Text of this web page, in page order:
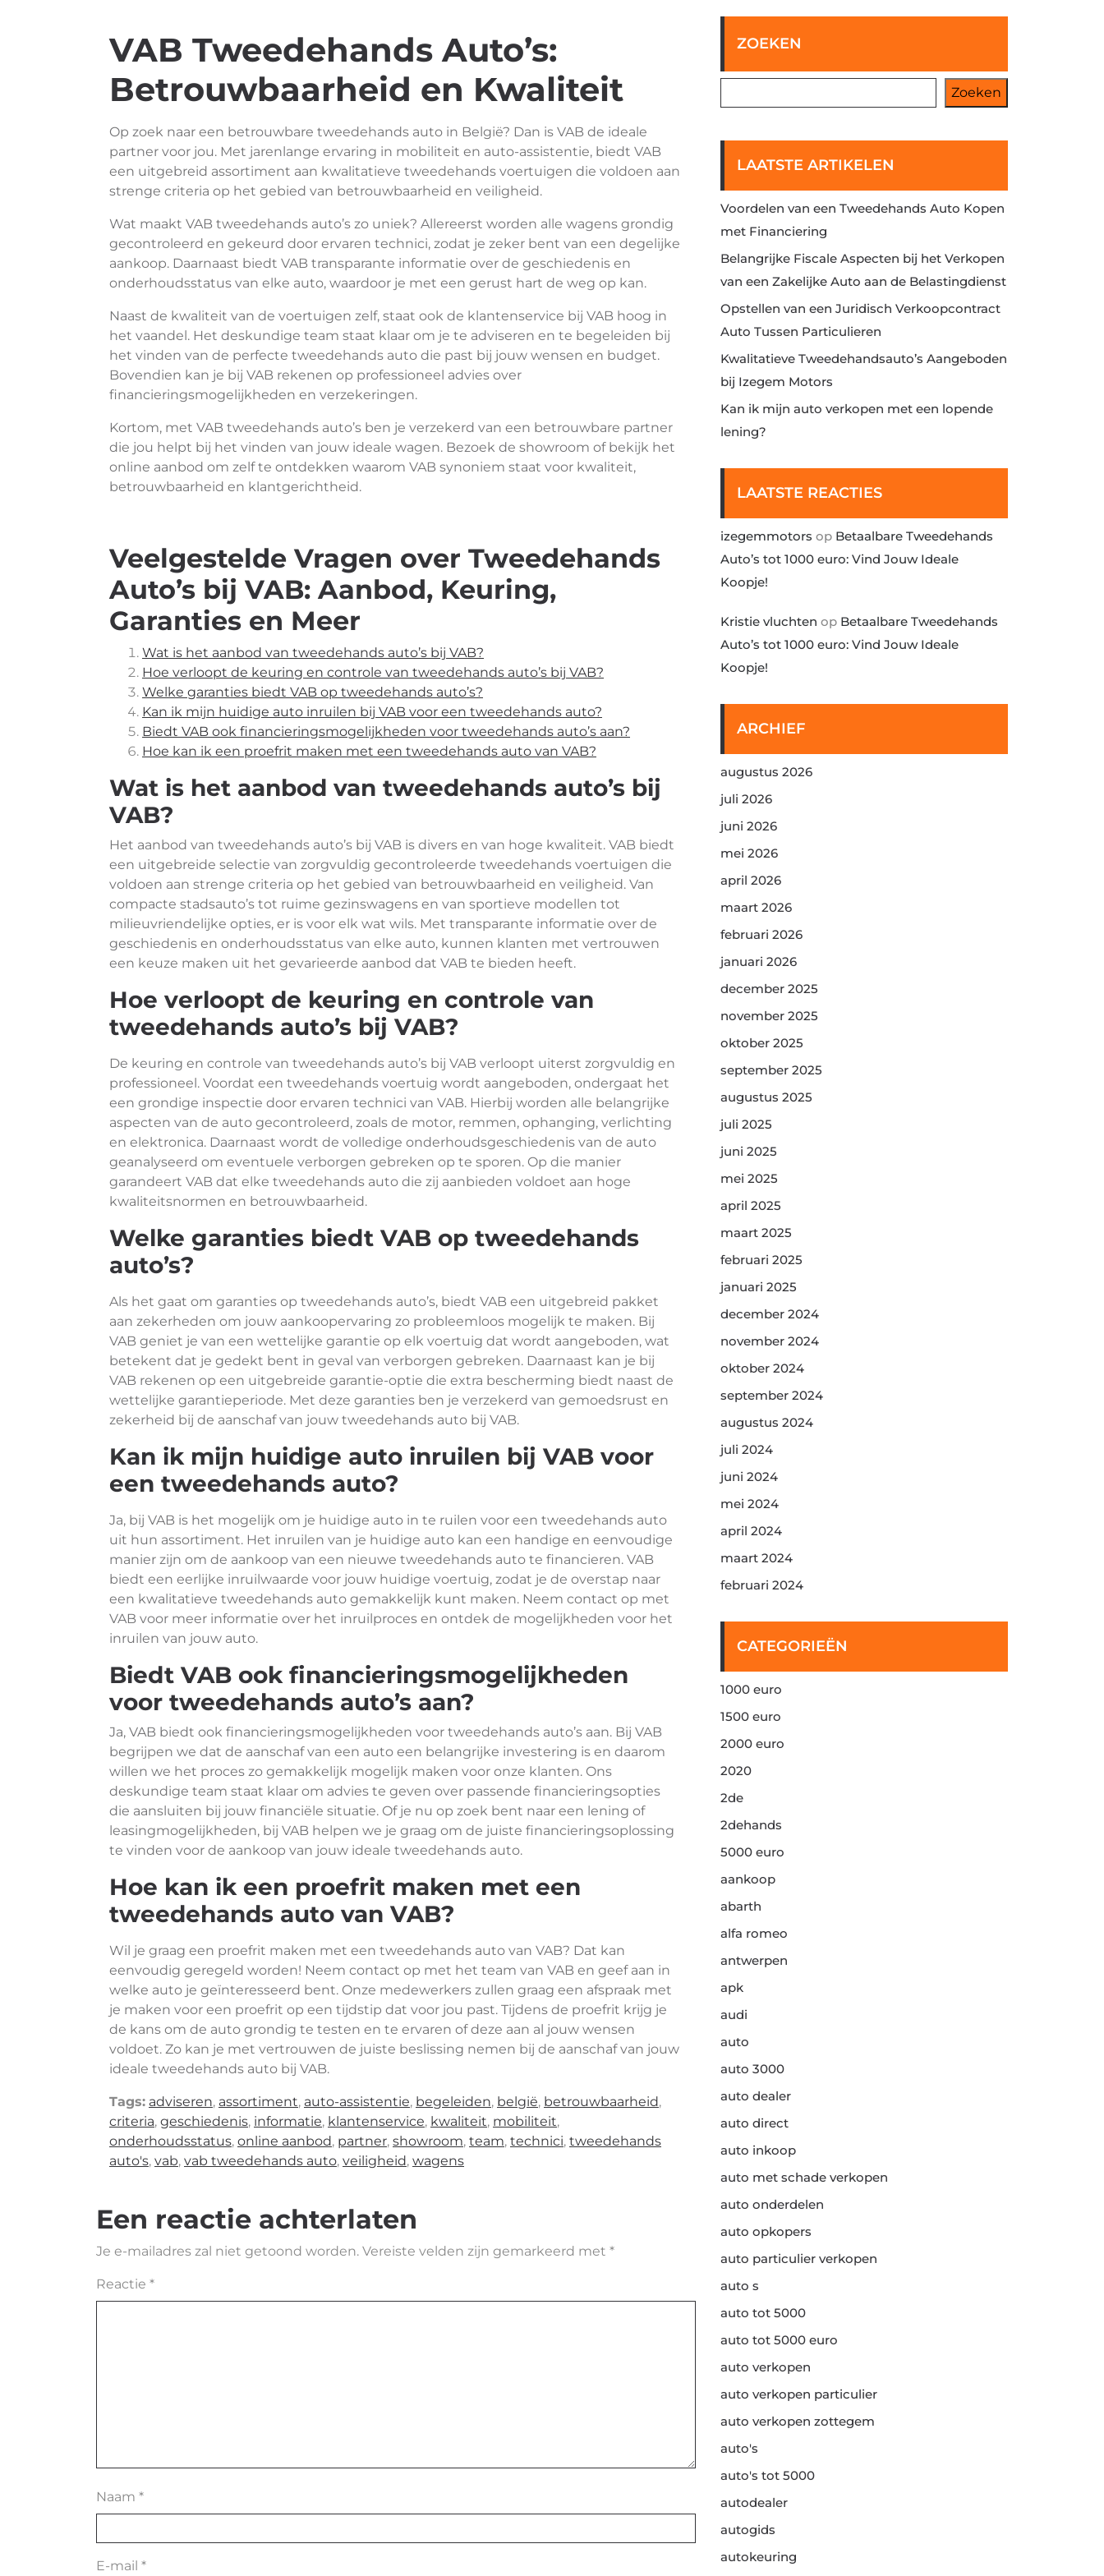
VAB Tweedehands Auto’s:
Betrouwbaarheid en Kwaliteit
Op zoek naar een betrouwbare tweedehands auto in België? Dan is VAB de ideale
partner voor jou. Met jarenlange ervaring in mobiliteit en auto-assistentie, biedt VAB
een uitgebreid assortiment aan kwalitatieve tweedehands voertuigen die voldoen aan
strenge criteria op het gebied van betrouwbaarheid en veiligheid.
Wat maakt VAB tweedehands auto’s zo uniek? Allereerst worden alle wagens grondig
gecontroleerd en gekeurd door ervaren technici, zodat je zeker bent van een degelijke
aankoop. Daarnaast biedt VAB transparante informatie over de geschiedenis en
onderhoudsstatus van elke auto, waardoor je met een gerust hart de weg op kan.
Naast de kwaliteit van de voertuigen zelf, staat ook de klantenservice bij VAB hoog in
het vaandel. Het deskundige team staat klaar om je te adviseren en te begeleiden bij
het vinden van de perfecte tweedehands auto die past bij jouw wensen en budget.
Bovendien kan je bij VAB rekenen op professioneel advies over
financieringsmogelijkheden en verzekeringen.
Kortom, met VAB tweedehands auto’s ben je verzekerd van een betrouwbare partner
die jou helpt bij het vinden van jouw ideale wagen. Bezoek de showroom of bekijk het
online aanbod om zelf te ontdekken waarom VAB synoniem staat voor kwaliteit,
betrouwbaarheid en klantgerichtheid.
Veelgestelde Vragen over Tweedehands
Auto’s bij VAB: Aanbod, Keuring,
Garanties en Meer
Wat is het aanbod van tweedehands auto’s bij VAB?
Hoe verloopt de keuring en controle van tweedehands auto’s bij VAB?
Welke garanties biedt VAB op tweedehands auto’s?
Kan ik mijn huidige auto inruilen bij VAB voor een tweedehands auto?
Biedt VAB ook financieringsmogelijkheden voor tweedehands auto’s aan?
Hoe kan ik een proefrit maken met een tweedehands auto van VAB?
Wat is het aanbod van tweedehands auto’s bij
VAB?
Het aanbod van tweedehands auto’s bij VAB is divers en van hoge kwaliteit. VAB biedt
een uitgebreide selectie van zorgvuldig gecontroleerde tweedehands voertuigen die
voldoen aan strenge criteria op het gebied van betrouwbaarheid en veiligheid. Van
compacte stadsauto’s tot ruime gezinswagens en van sportieve modellen tot
milieuvriendelijke opties, er is voor elk wat wils. Met transparante informatie over de
geschiedenis en onderhoudsstatus van elke auto, kunnen klanten met vertrouwen
een keuze maken uit het gevarieerde aanbod dat VAB te bieden heeft.
Hoe verloopt de keuring en controle van
tweedehands auto’s bij VAB?
De keuring en controle van tweedehands auto’s bij VAB verloopt uiterst zorgvuldig en
professioneel. Voordat een tweedehands voertuig wordt aangeboden, ondergaat het
een grondige inspectie door ervaren technici van VAB. Hierbij worden alle belangrijke
aspecten van de auto gecontroleerd, zoals de motor, remmen, ophanging, verlichting
en elektronica. Daarnaast wordt de volledige onderhoudsgeschiedenis van de auto
geanalyseerd om eventuele verborgen gebreken op te sporen. Op die manier
garandeert VAB dat elke tweedehands auto die zij aanbieden voldoet aan hoge
kwaliteitsnormen en betrouwbaarheid.
Welke garanties biedt VAB op tweedehands
auto’s?
Als het gaat om garanties op tweedehands auto’s, biedt VAB een uitgebreid pakket
aan zekerheden om jouw aankoopervaring zo probleemloos mogelijk te maken. Bij
VAB geniet je van een wettelijke garantie op elk voertuig dat wordt aangeboden, wat
betekent dat je gedekt bent in geval van verborgen gebreken. Daarnaast kan je bij
VAB rekenen op een uitgebreide garantie-optie die extra bescherming biedt naast de
wettelijke garantieperiode. Met deze garanties ben je verzekerd van gemoedsrust en
zekerheid bij de aanschaf van jouw tweedehands auto bij VAB.
Kan ik mijn huidige auto inruilen bij VAB voor
een tweedehands auto?
Ja, bij VAB is het mogelijk om je huidige auto in te ruilen voor een tweedehands auto
uit hun assortiment. Het inruilen van je huidige auto kan een handige en eenvoudige
manier zijn om de aankoop van een nieuwe tweedehands auto te financieren. VAB
biedt een eerlijke inruilwaarde voor jouw huidige voertuig, zodat je de overstap naar
een kwalitatieve tweedehands auto gemakkelijk kunt maken. Neem contact op met
VAB voor meer informatie over het inruilproces en ontdek de mogelijkheden voor het
inruilen van jouw auto.
Biedt VAB ook financieringsmogelijkheden
voor tweedehands auto’s aan?
Ja, VAB biedt ook financieringsmogelijkheden voor tweedehands auto’s aan. Bij VAB
begrijpen we dat de aanschaf van een auto een belangrijke investering is en daarom
willen we het proces zo gemakkelijk mogelijk maken voor onze klanten. Ons
deskundige team staat klaar om advies te geven over passende financieringsopties
die aansluiten bij jouw financiële situatie. Of je nu op zoek bent naar een lening of
leasingmogelijkheden, bij VAB helpen we je graag om de juiste financieringsoplossing
te vinden voor de aankoop van jouw ideale tweedehands auto.
Hoe kan ik een proefrit maken met een
tweedehands auto van VAB?
Wil je graag een proefrit maken met een tweedehands auto van VAB? Dat kan
eenvoudig geregeld worden! Neem contact op met het team van VAB en geef aan in
welke auto je geïnteresseerd bent. Onze medewerkers zullen graag een afspraak met
je maken voor een proefrit op een tijdstip dat voor jou past. Tijdens de proefrit krijg je
de kans om de auto grondig te testen en te ervaren of deze aan al jouw wensen
voldoet. Zo kan je met vertrouwen de juiste beslissing nemen bij de aanschaf van jouw
ideale tweedehands auto bij VAB.
Tags: adviseren, assortiment, auto-assistentie, begeleiden, belgië, betrouwbaarheid,
criteria, geschiedenis, informatie, klantenservice, kwaliteit, mobiliteit,
onderhoudsstatus, online aanbod, partner, showroom, team, technici, tweedehands
auto's, vab, vab tweedehands auto, veiligheid, wagens
Een reactie achterlaten
Je e-mailadres zal niet getoond worden. Vereiste velden zijn gemarkeerd met *
Reactie *
Naam *
E-mail *
ZOEKEN
Zoeken
LAATSTE ARTIKELEN
Voordelen van een Tweedehands Auto Kopen
met Financiering
Belangrijke Fiscale Aspecten bij het Verkopen
van een Zakelijke Auto aan de Belastingdienst
Opstellen van een Juridisch Verkoopcontract
Auto Tussen Particulieren
Kwalitatieve Tweedehandsauto’s Aangeboden
bij Izegem Motors
Kan ik mijn auto verkopen met een lopende
lening?
LAATSTE REACTIES
izegemmotors op Betaalbare Tweedehands
Auto’s tot 1000 euro: Vind Jouw Ideale
Koopje!
Kristie vluchten op Betaalbare Tweedehands
Auto’s tot 1000 euro: Vind Jouw Ideale
Koopje!
ARCHIEF
augustus 2026
juli 2026
juni 2026
mei 2026
april 2026
maart 2026
februari 2026
januari 2026
december 2025
november 2025
oktober 2025
september 2025
augustus 2025
juli 2025
juni 2025
mei 2025
april 2025
maart 2025
februari 2025
januari 2025
december 2024
november 2024
oktober 2024
september 2024
augustus 2024
juli 2024
juni 2024
mei 2024
april 2024
maart 2024
februari 2024
CATEGORIEËN
1000 euro
1500 euro
2000 euro
2020
2de
2dehands
5000 euro
aankoop
abarth
alfa romeo
antwerpen
apk
audi
auto
auto 3000
auto dealer
auto direct
auto inkoop
auto met schade verkopen
auto onderdelen
auto opkopers
auto particulier verkopen
auto s
auto tot 5000
auto tot 5000 euro
auto verkopen
auto verkopen particulier
auto verkopen zottegem
auto's
auto's tot 5000
autodealer
autogids
autokeuring